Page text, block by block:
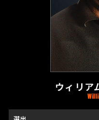
ウィリア